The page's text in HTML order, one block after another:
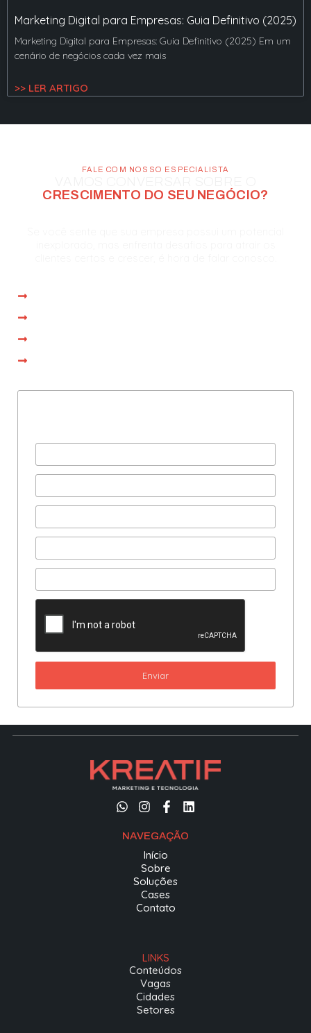
Marketing Digital para Empresas: Guia Definitivo (2025)
Marketing Digital para Empresas: Guia Definitivo (2025) Em um
cenário de negócios cada vez mais
>> LER ARTIGO
FALE COM NOSSO ESPECIALISTA
CRESCIMENTO DO SEU NEGÓCIO?
Enviar
NAVEGAÇÃO
Início
Sobre
Soluções
Cases
Contato
LINKS
Conteúdos
Vagas
Cidades
Setores